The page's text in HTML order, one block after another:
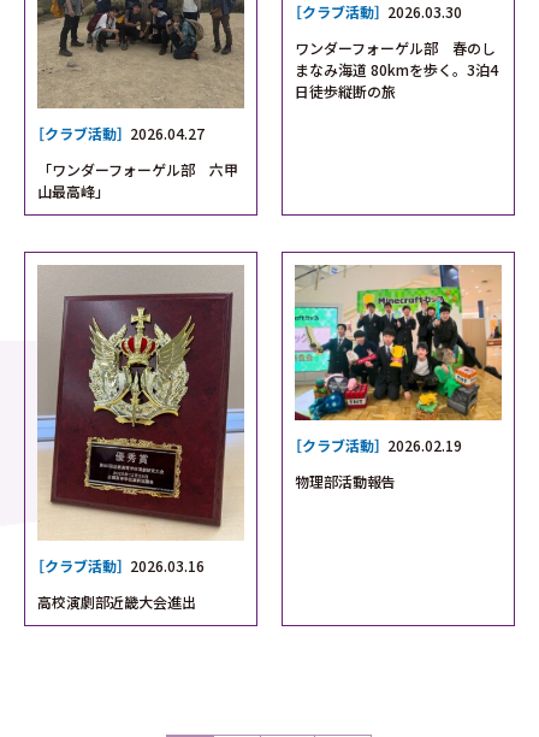
［クラブ活動］ 2026.04.27
「ワンダーフォーゲル部 六甲
山最高峰」
［クラブ活動］ 2026.03.30
ワンダーフォーゲル部 春のし
まなみ海道 80kmを歩く。3泊4
日徒歩縦断の旅
［クラブ活動］ 2026.03.16
高校演劇部近畿大会進出
［クラブ活動］ 2026.02.19
物理部活動報告